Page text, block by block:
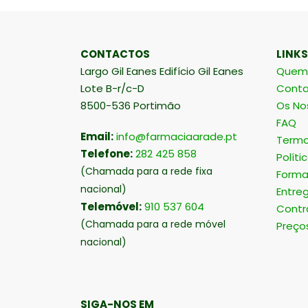
CONTACTOS
Largo Gil Eanes Edifício Gil Eanes
Lote B-r/c-D
8500-536 Portimão
Email:info@farmaciaarade.pt
Telefone:282 425 858
(Chamada para a rede fixa
nacional)
Telemóvel:910 537 604
(Chamada para a rede móvel
nacional)
SIGA-NOS EM
Os
FAQ